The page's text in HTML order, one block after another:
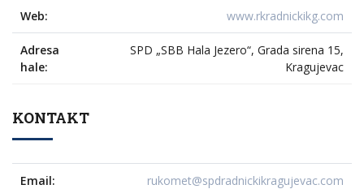
Web: www.rkradnickikg.com
Adresa
hale:
SPD „SBB Hala Jezero“, Grada sirena 15,
Kragujevac
KONTAKT
Email: rukomet@spdradnickikragujevac.com